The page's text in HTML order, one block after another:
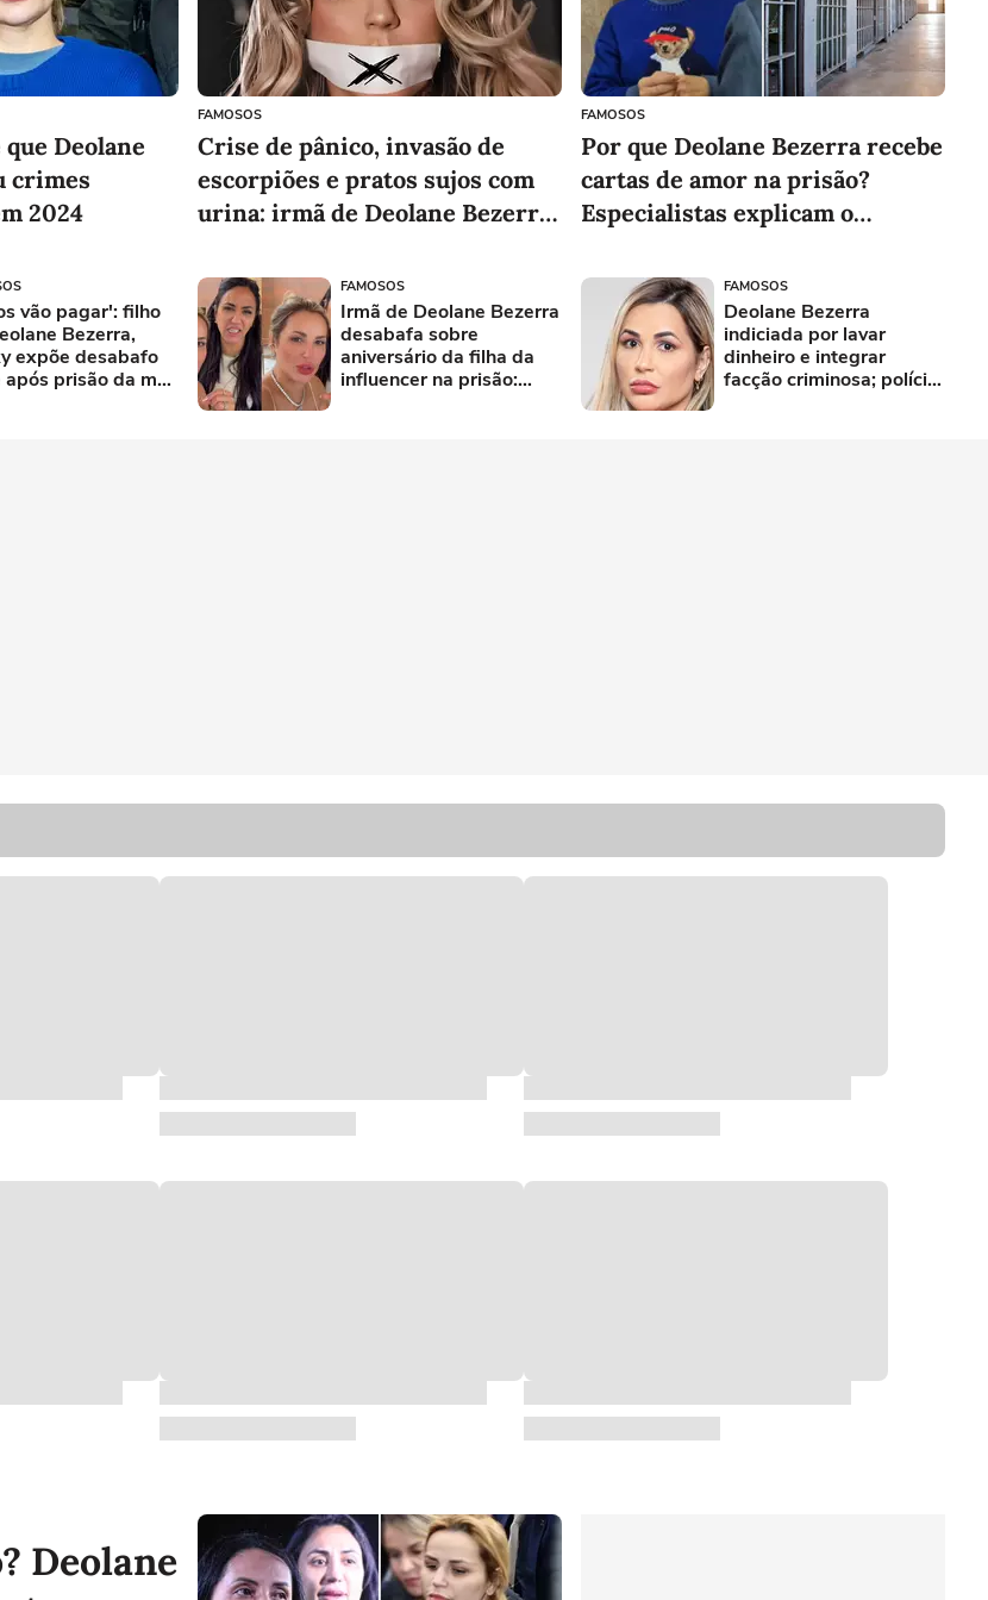
Conhecer produto Conhecer produto Conhecer produto
Deolane
crimes
2024
FAMOSOS
Crise de pânico, invasão de
escorpiões e pratos sujos com
urina: irmã de Deolane Bezerra
advogada e falta de condições
sanitárias de prisão
FAMOSOS
Por que Deolane Bezerra recebe
cartas de amor na prisão?
Especialistas explicam o
vão pagar': filho
Bezerra,
expõe desabafo
prisão da mãe
FAMOSOS
Irmã de Deolane Bezerra
desabafa sobre
aniversário da filha da
influencer na prisão:
FAMOSOS
Deolane Bezerra
indiciada por lavar
dinheiro e integrar
facção criminosa; polícia
Deolane